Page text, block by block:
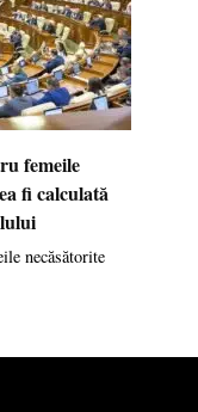
femeile
fi calculată
necăsătorite